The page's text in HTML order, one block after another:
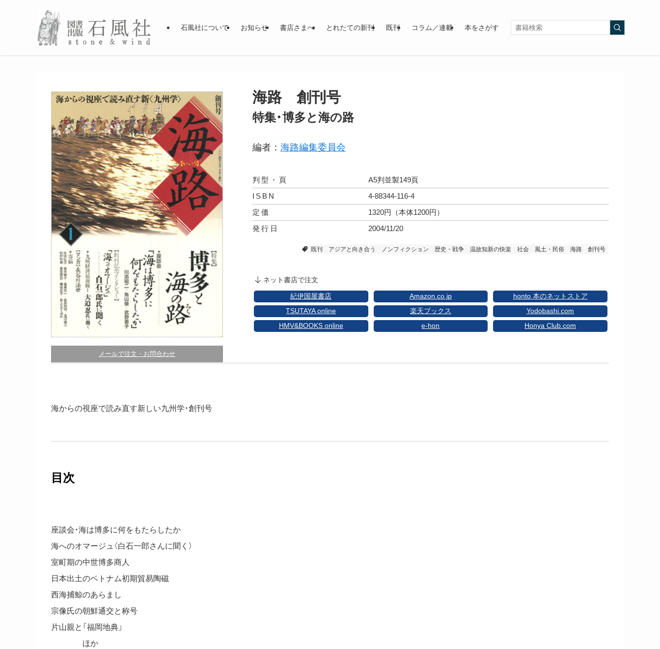
石風社について お知らせ 書店さまへ とれたての新刊 既刊 コラム／連載 本をさがす
海路 創刊号
特集・博多と海の路
メールで注文・お問合わせ
編者： 海路編集委員会
判型・頁
A5判並製149頁
ISBN
4-88344-116-4
定価
1320円（本体1200円）
発行日
2004/11/20
既刊 アジアと向き合う ノンフィクション 歴史・戦争 温故知新の快楽 社会 風土・民俗 海路 創刊号
ネット書店で注文
紀伊国屋書店 Amazon.co.jp
honto 本のネットストア
TSUTAYA online
楽天ブックス
Yodobashi.com
HMV&BOOKS online
e-hon Honya Club.com
海からの視座で読み直す新しい九州学・創刊号
目次
座談会・海は博多に何をもたらしたか
海へのオマージュ（白石一郎さんに聞く）
室町期の中世博多商人
日本出土のベトナム初期貿易陶磁
西海捕鯨のあらまし
宗像氏の朝鮮通交と称号
片山親と「福岡地典」
ほか